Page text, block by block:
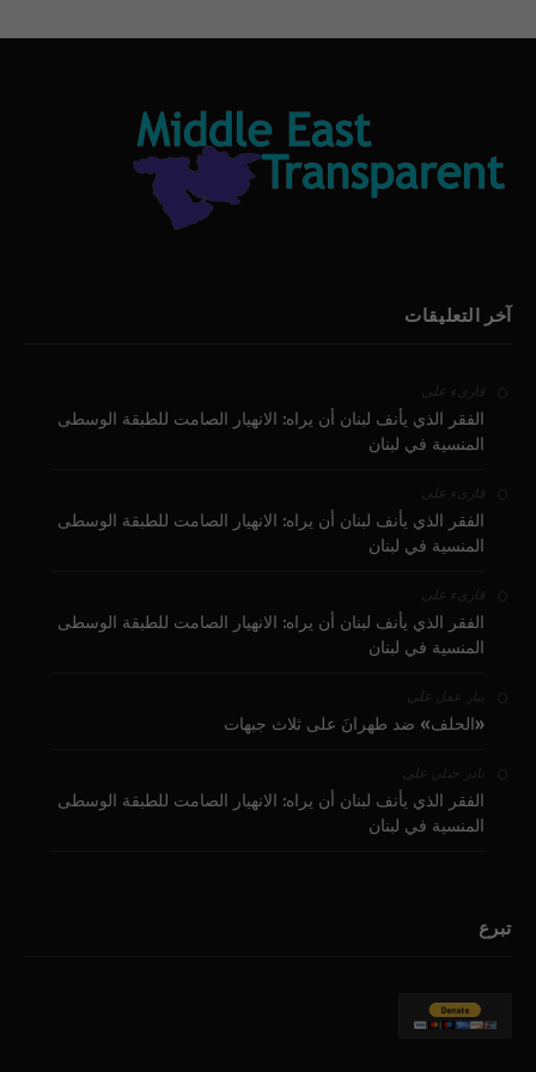
آخر التعليقات
قارىء على
الفقر الذي يأنف لبنان أن يراه: الانهيار الصامت للطبقة الوسطى
المنسية في لبنان
قارىء على
الفقر الذي يأنف لبنان أن يراه: الانهيار الصامت للطبقة الوسطى
المنسية في لبنان
قارىء على
الفقر الذي يأنف لبنان أن يراه: الانهيار الصامت للطبقة الوسطى
المنسية في لبنان
بيار عقل على
«الحلف» ضد طهرانَ على ثلاث جبهات
نادر جبلي على
الفقر الذي يأنف لبنان أن يراه: الانهيار الصامت للطبقة الوسطى
المنسية في لبنان
تبرع